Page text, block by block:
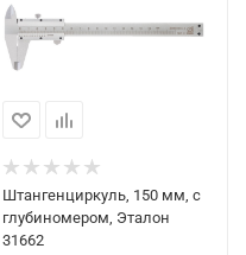
Штангенциркуль, 150 мм, с
глубиномером, Эталон
31662